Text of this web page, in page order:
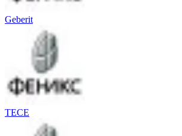
Geberit
TECE